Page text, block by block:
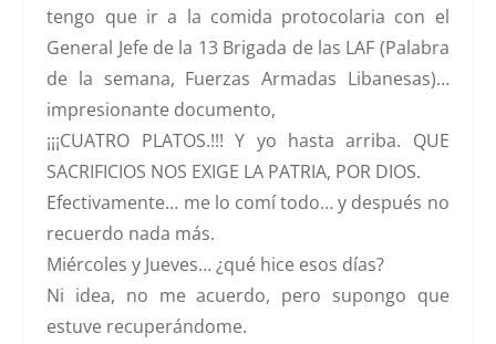
tengo que ir a la comida protocolaria con el
General Jefe de la 13 Brigada de las LAF (Palabra
de la semana, Fuerzas Armadas Libanesas)…
impresionante documento,
¡¡¡CUATRO PLATOS.!!! Y yo hasta arriba. QUE
SACRIFICIOS NOS EXIGE LA PATRIA, POR DIOS.
Efectivamente… me lo comí todo… y después no
recuerdo nada más.
Miércoles y Jueves… ¿qué hice esos días?
Ni idea, no me acuerdo, pero supongo que
estuve recuperándome.